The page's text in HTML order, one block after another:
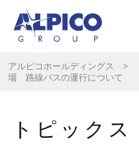
アルピコホールディングス >
場 路線バスの運行について
トピックス